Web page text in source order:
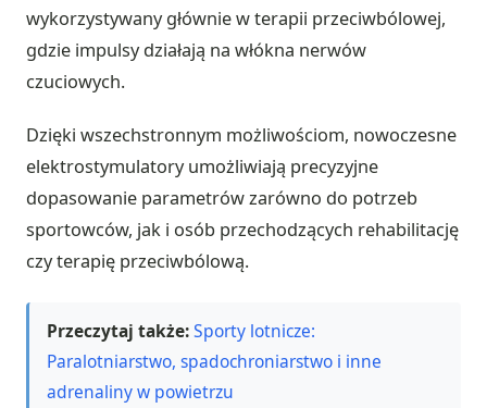
wykorzystywany głównie w terapii przeciwbólowej,
gdzie impulsy działają na włókna nerwów
czuciowych.
Dzięki wszechstronnym możliwościom, nowoczesne
elektrostymulatory umożliwiają precyzyjne
dopasowanie parametrów zarówno do potrzeb
sportowców, jak i osób przechodzących rehabilitację
czy terapię przeciwbólową.
Przeczytaj także:Sporty lotnicze:
Paralotniarstwo, spadochroniarstwo i inne
adrenaliny w powietrzu